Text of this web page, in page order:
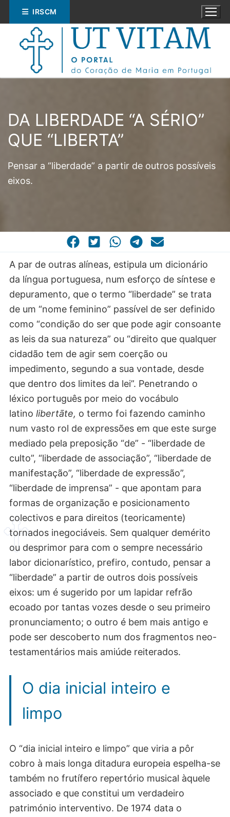
Saltar
para
conteúdo
IRSCM
Pesquisar
por:
ESPIRITUALIDADE
CASA COMUM
POR VOCAÇÃO
DA LIBERDADE “A SÉRIO”
QUE “LIBERTA”
Pensar a “liberdade” a partir de outros possíveis
eixos.
A par de outras alíneas, estipula um dicionário
da língua portuguesa, num esforço de síntese e
depuramento, que o termo “liberdade” se trata
de um “nome feminino” passível de ser definido
como “condição do ser que pode agir consoante
as leis da sua natureza” ou “direito que qualquer
cidadão tem de agir sem coerção ou
impedimento, segundo a sua vontade, desde
que dentro dos limites da lei”. Penetrando o
léxico português por meio do vocábulo
latino libertāte, o termo foi fazendo caminho
num vasto rol de expressões em que este surge
mediado pela preposição “de” - “liberdade de
culto”, “liberdade de associação”, “liberdade de
manifestação”, “liberdade de expressão”,
“liberdade de imprensa” - que apontam para
formas de organização e posicionamento
colectivos e para direitos (teoricamente)
tornados inegociáveis. Sem qualquer demérito
ou desprimor para com o sempre necessário
labor dicionarístico, prefiro, contudo, pensar a
“liberdade” a partir de outros dois possíveis
eixos: um é sugerido por um lapidar refrão
ecoado por tantas vozes desde o seu primeiro
pronunciamento; o outro é bem mais antigo e
pode ser descoberto num dos fragmentos neo-
testamentários mais amiúde reiterados.
O dia inicial inteiro e
limpo
O “dia inicial inteiro e limpo” que viria a pôr
cobro à mais longa ditadura europeia espelha-se
também no frutífero repertório musical àquele
associado e que constitui um verdadeiro
património interventivo. De 1974 data o